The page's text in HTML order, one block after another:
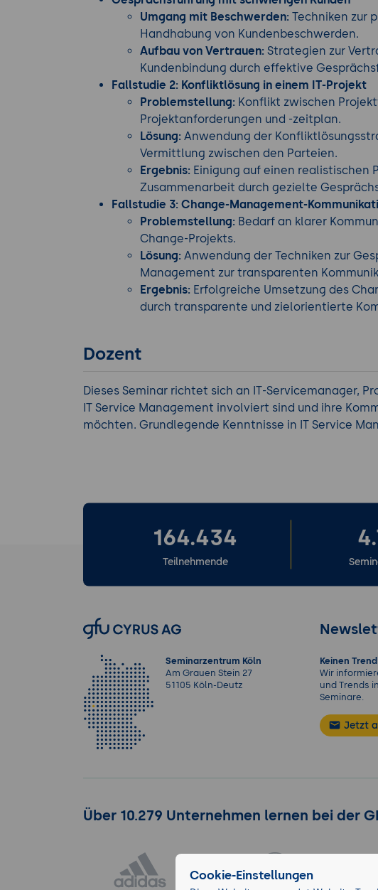
Umgang mit Beschwerden: Techniken zur
Handhabung von Kundenbeschwerden.
Aufbau von Vertrauen: Strategien zur
Kundenbindung durch effektive
Fallstudie 2: Konfliktlösung in einem IT-Projekt
Problemstellung: Konflikt zwischen
Projektanforderungen und -zeitplan.
Lösung: Anwendung der
Vermittlung zwischen den Parteien.
Ergebnis: Einigung auf einen realistischen
Zusammenarbeit durch gezielte
Fallstudie 3: Change-Management-
Problemstellung: Bedarf an klarer
Change-Projekts.
Lösung: Anwendung der Techniken zur
Management zur transparenten
Ergebnis: Erfolgreiche Umsetzung des
durch transparente und zielorientierte
Dozent
Dieses Seminar richtet sich an IT-Servicemanager,
IT Service Management involviert sind und ihre
möchten. Grundlegende Kenntnisse in IT Service
164.434
Teilnehmende
Seminarzentrum Köln
Am Grauen Stein 27
51105 Köln-Deutz
Keinen
Wir
und Trends
Seminare.
Jetzt
Über 10.279 Unternehmen lernen bei der
Cookie-Einstellungen